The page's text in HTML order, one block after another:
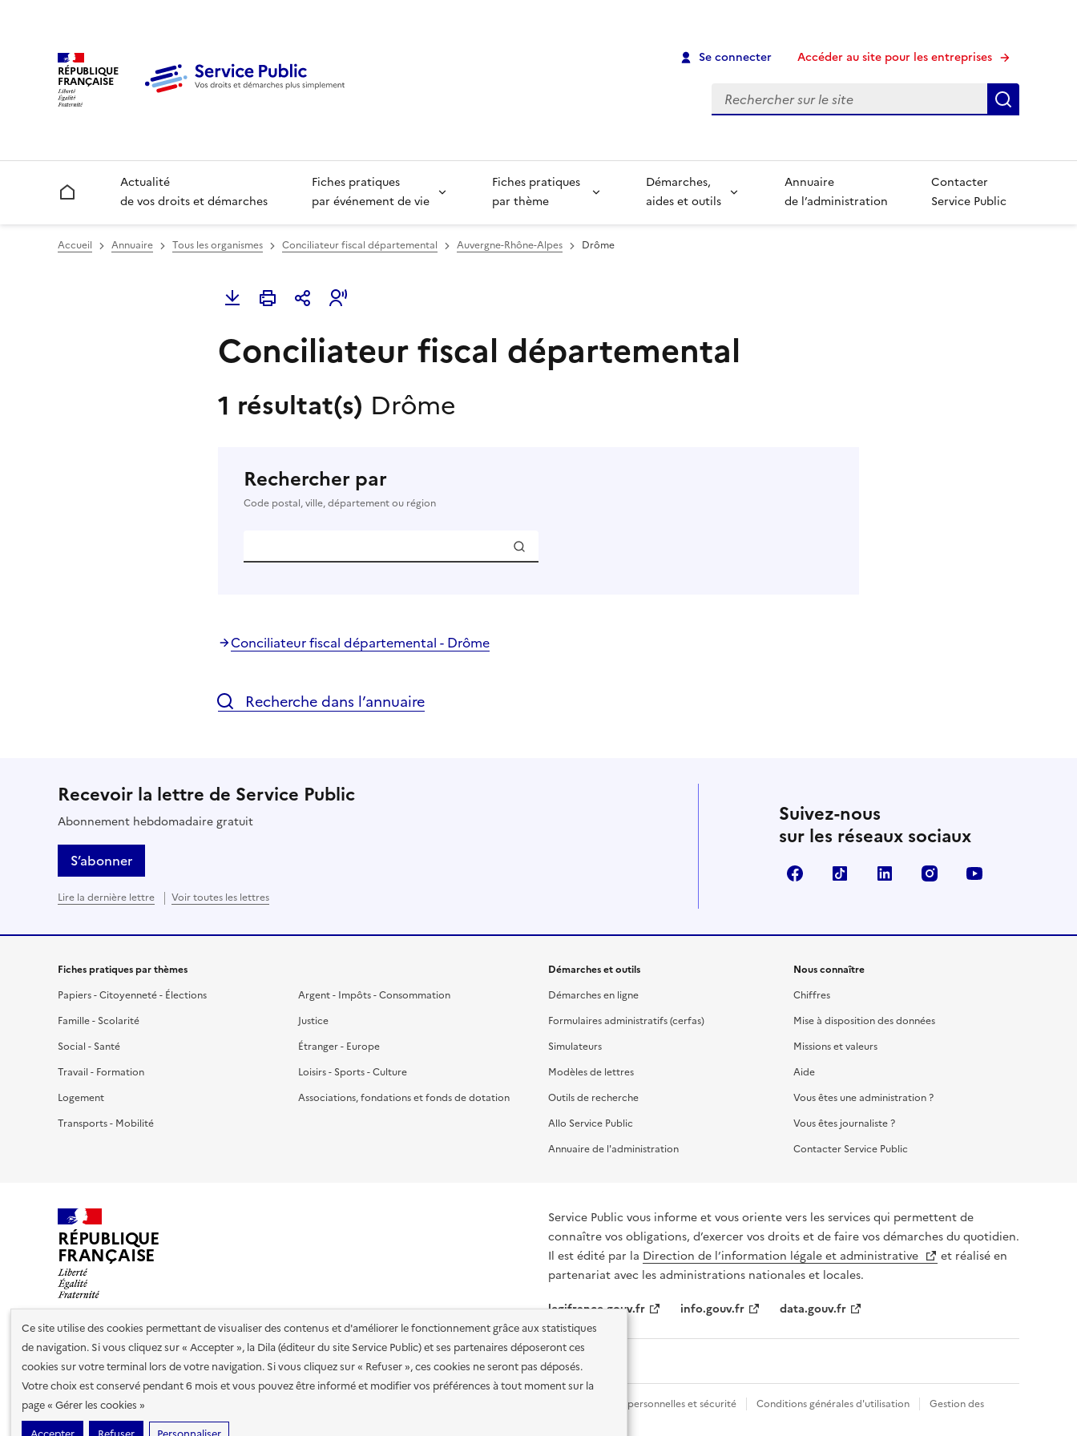
Ce site utilise des cookies permettant de visualiser des contenus et d'améliorer le fonctionnement grâce aux statistiques
de navigation. Si vous cliquez sur « Accepter », la Dila (éditeur du site Service Public) et ses partenaires déposeront ces
cookies sur votre terminal lors de votre navigation. Si vous cliquez sur « Refuser », ces cookies ne seront pas déposés.
Votre choix est conservé pendant 6 mois et vous pouvez être informé et modifier vos préférences à tout moment sur la
page « Gérer les cookies »
RÉPUBLIQUE
FRANÇAISE
Se connecter Accéder au site pour les entreprises
Recherche
Accueil
Actualité
de vos droits et démarches
Fiches pratiques
par événement de vie
Fiches pratiques
par thème
Démarches,
aides et outils
Annuaire
de l’administration
Contacter
Service Public
Accueil Annuaire Tous les organismes Conciliateur fiscal départemental Auvergne-Rhône-Alpes Drôme
Conciliateur fiscal départemental
1 résultat(s) Drôme
Rechercher par
Code postal, ville, département ou région
Conciliateur fiscal départemental - Drôme
Recherche dans l’annuaire
Recevoir la lettre de Service Public
Abonnement hebdomadaire gratuit
S’abonner
Lire la dernière lettre Voir toutes les lettres
Suivez-nous
sur les réseaux sociaux
FacebookTikTok LinkedIn Instagram
Fiches pratiques par thèmes
Papiers - Citoyenneté - Élections
Famille - Scolarité
Social - Santé
Travail - Formation
Logement
Transports - Mobilité
Argent - Impôts - Consommation
Justice
Étranger - Europe
Loisirs - Sports - Culture
Associations, fondations et fonds de dotation
Démarches et outils
Démarches en ligne
Formulaires administratifs (cerfas)
Simulateurs
Modèles de lettres
Outils de recherche
Allo Service Public
Annuaire de l'administration
Nous connaître
Chiffres
Mise à disposition des données
Missions et valeurs
Aide
Vous êtes une administration ?
Vous êtes journaliste ?
Contacter Service Public
RÉPUBLIQUE
FRANÇAISE
Service Public vous informe et vous oriente vers les services qui permettent de
connaître vos obligations, d’exercer vos droits et de faire vos démarches du quotidien.
Il est édité par la Direction de l’information légale et administrative
et réalisé en
partenariat avec les administrations nationales et locales.
legifrance.gouv.fr
info.gouv.fr data.gouv.fr
Nos partenaires
Plan du site Accessibilité : totalement conforme Données personnelles et sécurité Conditions générales d'utilisation
Gestion des
cookies